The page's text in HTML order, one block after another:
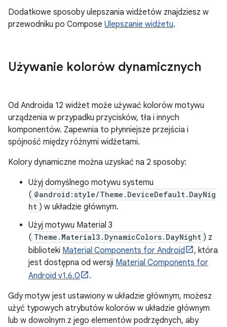
Dodatkowe sposoby ulepszania widżetów znajdziesz w
przewodniku po Compose Ulepszanie widżetu.
Używanie kolorów dynamicznych
Od Androida 12 widżet może używać kolorów motywu
urządzenia w przypadku przycisków, tła i innych
komponentów. Zapewnia to płynniejsze przejścia i
spójność między różnymi widżetami.
Kolory dynamiczne można uzyskać na 2 sposoby:
Użyj domyślnego motywu systemu
( @android:style/Theme.DeviceDefault.DayNig
ht ) w układzie głównym.
Użyj motywu Material 3
( Theme.Material3.DynamicColors.DayNight ) z
biblioteki Material Components for Android
, która
jest dostępna od wersji Material Components for
Android v1.6.0
.
Gdy motyw jest ustawiony w układzie głównym, możesz
użyć typowych atrybutów kolorów w układzie głównym
lub w dowolnym z jego elementów podrzędnych, aby